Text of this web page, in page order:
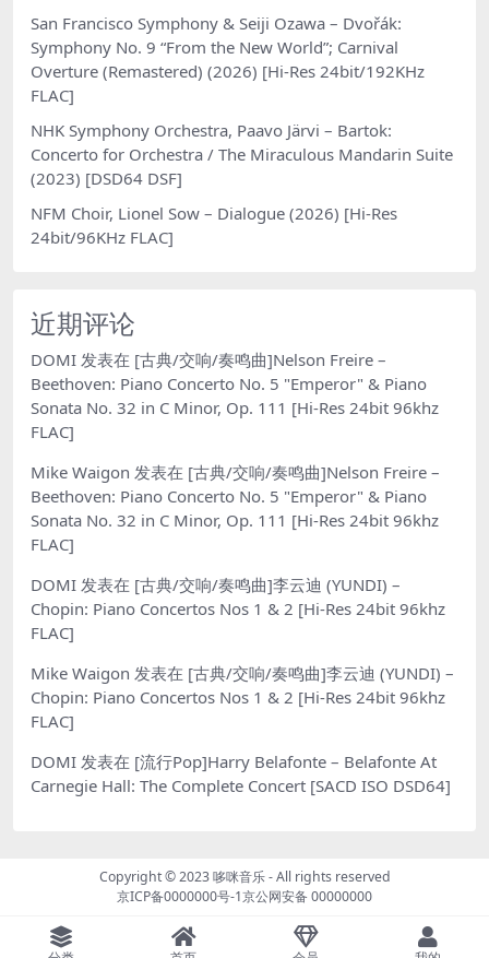
San Francisco Symphony & Seiji Ozawa – Dvořák:
Symphony No. 9 “From the New World”; Carnival
Overture (Remastered) (2026) [Hi-Res 24bit/192KHz
FLAC]
NHK Symphony Orchestra, Paavo Järvi – Bartok:
Concerto for Orchestra / The Miraculous Mandarin Suite
(2023) [DSD64 DSF]
NFM Choir, Lionel Sow – Dialogue (2026) [Hi-Res
24bit/96KHz FLAC]
近期评论
DOMI 发表在 [古典/交响/奏鸣曲]Nelson Freire –
Beethoven: Piano Concerto No. 5 "Emperor" & Piano
Sonata No. 32 in C Minor, Op. 111 [Hi-Res 24bit 96khz
FLAC]
Mike Waigon 发表在 [古典/交响/奏鸣曲]Nelson Freire –
Beethoven: Piano Concerto No. 5 "Emperor" & Piano
Sonata No. 32 in C Minor, Op. 111 [Hi-Res 24bit 96khz
FLAC]
DOMI 发表在 [古典/交响/奏鸣曲]李云迪 (YUNDI) –
Chopin: Piano Concertos Nos 1 & 2 [Hi-Res 24bit 96khz
FLAC]
Mike Waigon 发表在 [古典/交响/奏鸣曲]李云迪 (YUNDI) –
Chopin: Piano Concertos Nos 1 & 2 [Hi-Res 24bit 96khz
FLAC]
DOMI 发表在 [流行Pop]Harry Belafonte – Belafonte At
Carnegie Hall: The Complete Concert [SACD ISO DSD64]
Copyright © 2023哆咪音乐- All rights reserved
京ICP备0000000号-1京公网安备 00000000